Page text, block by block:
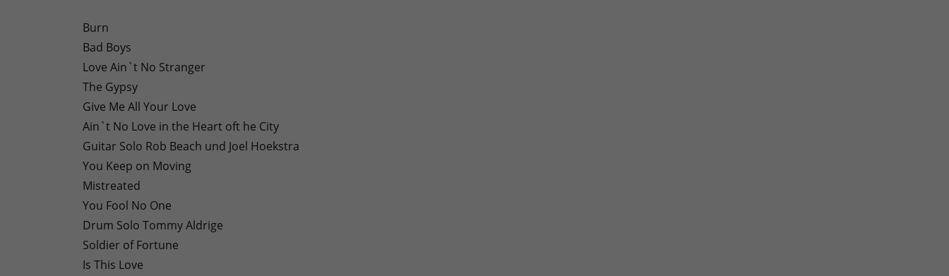
Burn
Bad Boys
Love Ain`t No Stranger
The Gypsy
Give Me All Your Love
Ain`t No Love in the Heart oft he City
Guitar Solo Rob Beach und Joel Hoekstra
You Keep on Moving
Mistreated
You Fool No One
Drum Solo Tommy Aldrige
Soldier of Fortune
Is This Love